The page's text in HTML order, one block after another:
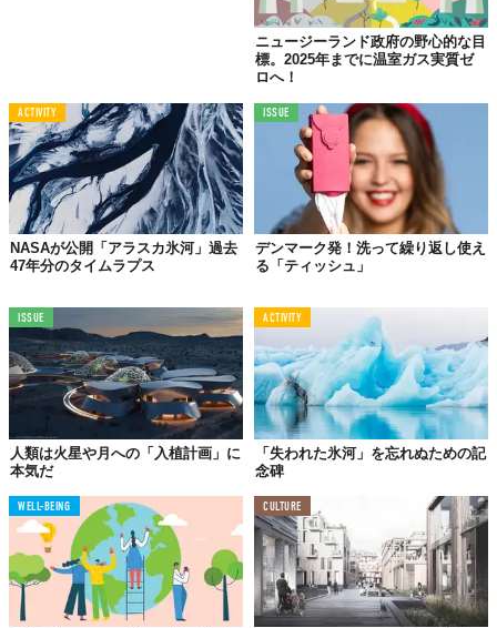
Top image: ©iStock.com/borchee
TABI LABO
ニュージーランド政府の野心的な目
標。2025年までに温室ガス実質ゼ
ロへ！
ACTIVITY
NASAが公開「アラスカ氷河」過去
47年分のタイムラプス
ISSUE
デンマーク発！洗って繰り返し使え
る「ティッシュ」
ISSUE
人類は火星や月への「入植計画」に
本気だ
ACTIVITY
「失われた氷河」を忘れぬための記
念碑
WELL-BEING CULTURE